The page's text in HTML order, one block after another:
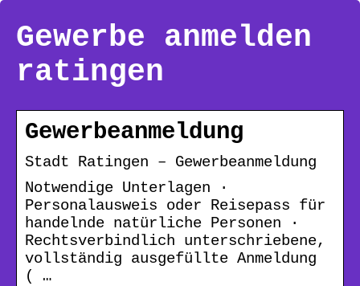
Gewerbe anmelden
ratingen
Gewerbeanmeldung
Stadt Ratingen – Gewerbeanmeldung
Notwendige Unterlagen ·
Personalausweis oder Reisepass für
handelnde natürliche Personen ·
Rechtsverbindlich unterschriebene,
vollständig ausgefüllte Anmeldung
( …